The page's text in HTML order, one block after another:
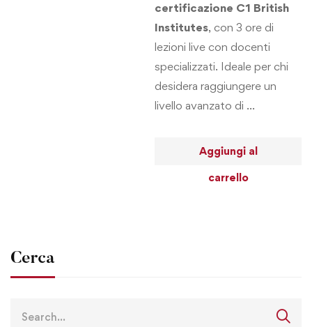
Cerca
certificazione C1 British
Institutes, con 3 ore di
lezioni live con docenti
specializzati. Ideale per chi
desidera raggiungere un
livello avanzato di …
Aggiungi al
carrello